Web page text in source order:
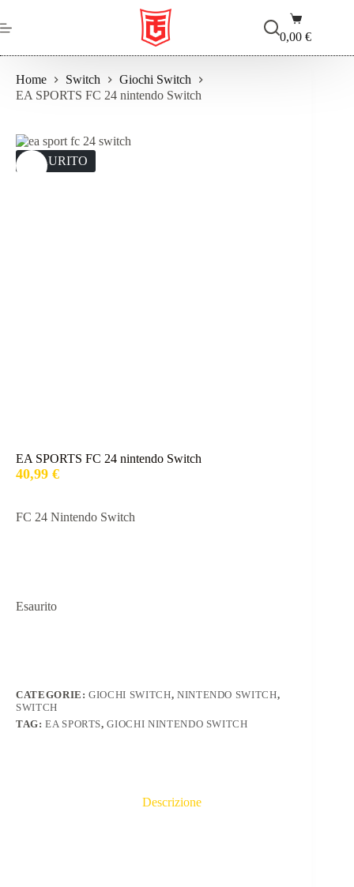
al
contenuto
Carrello
0,00€
Home Switch
Giochi Switch
EA SPORTS FC 24 nintendo Switch
ESAURITO
EA SPORTS FC 24 nintendo Switch
40,99 €
FC 24 Nintendo Switch
Esaurito
CATEGORIE:GIOCHI SWITCH, NINTENDO SWITCH,
SWITCH
TAG:EA SPORTS,GIOCHI NINTENDO SWITCH
Descrizione